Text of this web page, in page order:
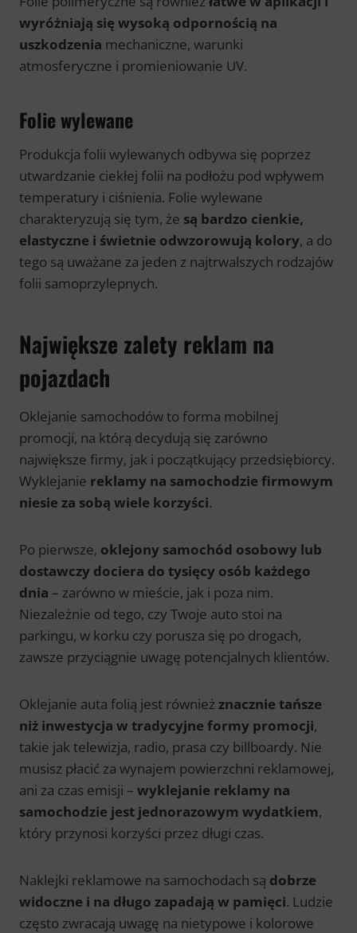
wyróżniają się wysoką odpornością na
uszkodzenia mechaniczne, warunki
atmosferyczne i promieniowanie UV.
Folie wylewane
Produkcja folii wylewanych odbywa się poprzez
utwardzanie ciekłej folii na podłożu pod wpływem
temperatury i ciśnienia. Folie wylewane
charakteryzują się tym, że są bardzo cienkie,
elastyczne i świetnie odwzorowują kolory, a do
tego są uważane za jeden z najtrwalszych rodzajów
folii samoprzylepnych.
Największe zalety reklam na
pojazdach
Oklejanie samochodów to forma mobilnej
promocji, na którą decydują się zarówno
największe firmy, jak i początkujący przedsiębiorcy.
Wyklejanie reklamy na samochodzie firmowym
niesie za sobą wiele korzyści.
Po pierwsze, oklejony samochód osobowy lub
dostawczy dociera do tysięcy osób każdego
dnia – zarówno w mieście, jak i poza nim.
Niezależnie od tego, czy Twoje auto stoi na
parkingu, w korku czy porusza się po drogach,
zawsze przyciągnie uwagę potencjalnych klientów.
Oklejanie auta folią jest również znacznie tańsze
niż inwestycja w tradycyjne formy promocji,
takie jak telewizja, radio, prasa czy billboardy. Nie
musisz płacić za wynajem powierzchni reklamowej,
ani za czas emisji – wyklejanie reklamy na
samochodzie jest jednorazowym wydatkiem,
który przynosi korzyści przez długi czas.
Naklejki reklamowe na samochodach są dobrze
widoczne i na długo zapadają w pamięci. Ludzie
często zwracają uwagę na nietypowe i kolorowe